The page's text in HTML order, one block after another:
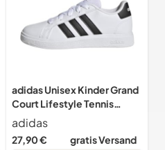
adidas Unisex Kinder Grand
Court Lifestyle Tennis
Lace-Up Shoes, Cloud
White / Core Black / Core
Black, 40 EU
adidas
27,90 € gratis Versand